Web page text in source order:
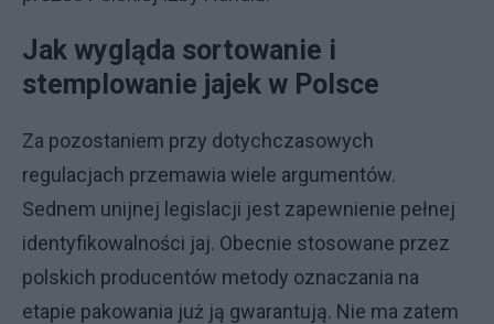
Jak wygląda sortowanie i
stemplowanie jajek w Polsce
Za pozostaniem przy dotychczasowych
regulacjach przemawia wiele argumentów.
Sednem unijnej legislacji jest zapewnienie pełnej
identyfikowalności jaj. Obecnie stosowane przez
polskich producentów metody oznaczania na
etapie pakowania już ją gwarantują. Nie ma zatem